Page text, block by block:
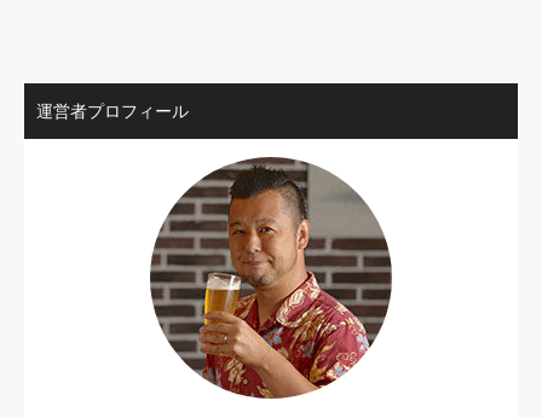
運営者プロフィール